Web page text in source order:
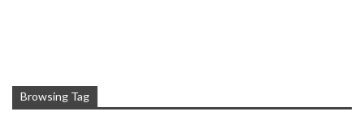
Browsing Tag